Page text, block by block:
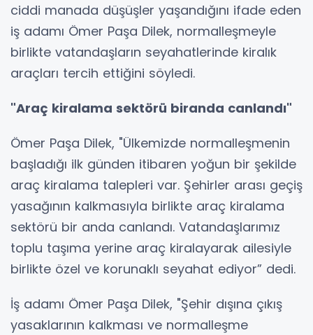
ciddi manada düşüşler yaşandığını ifade eden
iş adamı Ömer Paşa Dilek, normalleşmeyle
birlikte vatandaşların seyahatlerinde kiralık
araçları tercih ettiğini söyledi.
"Araç kiralama sektörü biranda canlandı"
Ömer Paşa Dilek, "Ülkemizde normalleşmenin
başladığı ilk günden itibaren yoğun bir şekilde
araç kiralama talepleri var. Şehirler arası geçiş
yasağının kalkmasıyla birlikte araç kiralama
sektörü bir anda canlandı. Vatandaşlarımız
toplu taşıma yerine araç kiralayarak ailesiyle
birlikte özel ve korunaklı seyahat ediyor” dedi.
İş adamı Ömer Paşa Dilek, "Şehir dışına çıkış
yasaklarının kalkması ve normalleşme